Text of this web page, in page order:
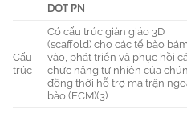
DOT PN
Cấu
trúc
Có cấu trúc giàn giáo 3D
(scaffold) cho các tế bào bám
vào, phát triển và phục hồi
chức năng tự nhiên của
đồng thời hỗ trợ ma trận
bào (ECM)(3)